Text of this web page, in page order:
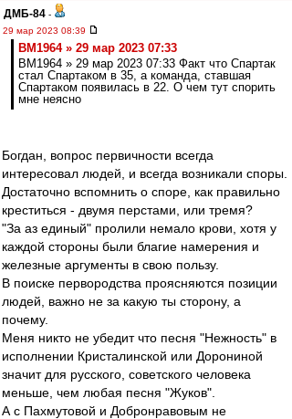
ДМБ-84 -
29 мар 2023 08:39
BM1964 » 29 мар 2023 07:33
BM1964 » 29 мар 2023 07:33 Факт что Спартак
стал Спартаком в 35, а команда, ставшая
Спартаком появилась в 22. О чем тут спорить
мне неясно
Богдан, вопрос первичности всегда
интересовал людей, и всегда возникали споры.
Достаточно вспомнить о споре, как правильно
креститься - двумя перстами, или тремя?
"За аз единый" пролили немало крови, хотя у
каждой стороны были благие намерения и
железные аргументы в свою пользу.
В поиске первородства проясняются позиции
людей, важно не за какую ты сторону, а
почему.
Меня никто не убедит что песня "Нежность" в
исполнении Кристалинской или Дорониной
значит для русского, советского человека
меньше, чем любая песня "Жуков".
А с Пахмутовой и Добронравовым не